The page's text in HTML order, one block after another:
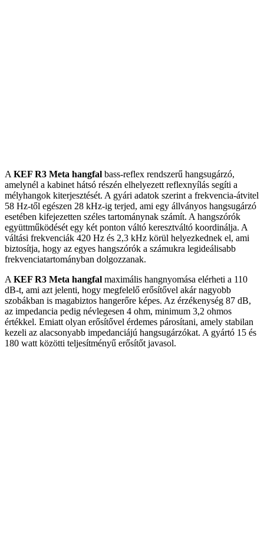
A KEF R3 Meta hangfal bass-reflex rendszerű hangsugárzó,
amelynél a kabinet hátsó részén elhelyezett reflexnyílás segíti a
mélyhangok kiterjesztését. A gyári adatok szerint a frekvencia-átvitel
58 Hz-től egészen 28 kHz-ig terjed, ami egy állványos hangsugárzó
esetében kifejezetten széles tartománynak számít. A hangszórók
együttműködését egy két ponton váltó keresztváltó koordinálja. A
váltási frekvenciák 420 Hz és 2,3 kHz körül helyezkednek el, ami
biztosítja, hogy az egyes hangszórók a számukra legideálisabb
frekvenciatartományban dolgozzanak.
A KEF R3 Meta hangfal maximális hangnyomása elérheti a 110
dB-t, ami azt jelenti, hogy megfelelő erősítővel akár nagyobb
szobákban is magabiztos hangerőre képes. Az érzékenység 87 dB,
az impedancia pedig névlegesen 4 ohm, minimum 3,2 ohmos
értékkel. Emiatt olyan erősítővel érdemes párosítani, amely stabilan
kezeli az alacsonyabb impedanciájú hangsugárzókat. A gyártó 15 és
180 watt közötti teljesítményű erősítőt javasol.